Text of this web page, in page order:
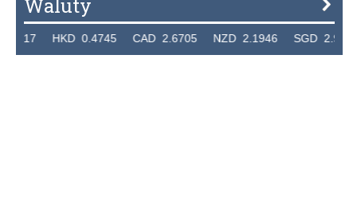
Waluty
HKD 0.4745 CAD 2.6705 NZD 2.1946 SGD 2.9099